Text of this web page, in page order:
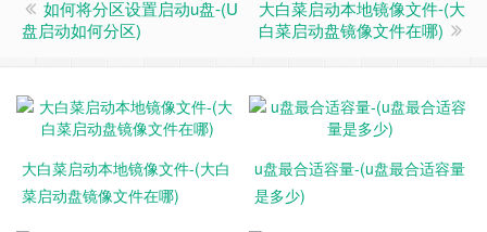
开箱全家福，除了U盘本体、说明书外，还附带一根小挂绳。
如何将分区设置启动u盘-(U
盘启动如何分区)
大白菜启动本地镜像文件-(大
白菜启动盘镜像文件在哪)
大白菜启动本地镜像文件-(大白
菜启动盘镜像文件在哪)
u盘最合适容量-(u盘最合适容量
是多少)